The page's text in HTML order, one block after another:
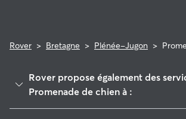
Rover > Bretagne > Plénée-Jugon >
Rover propose également des
Promenade de chien à :